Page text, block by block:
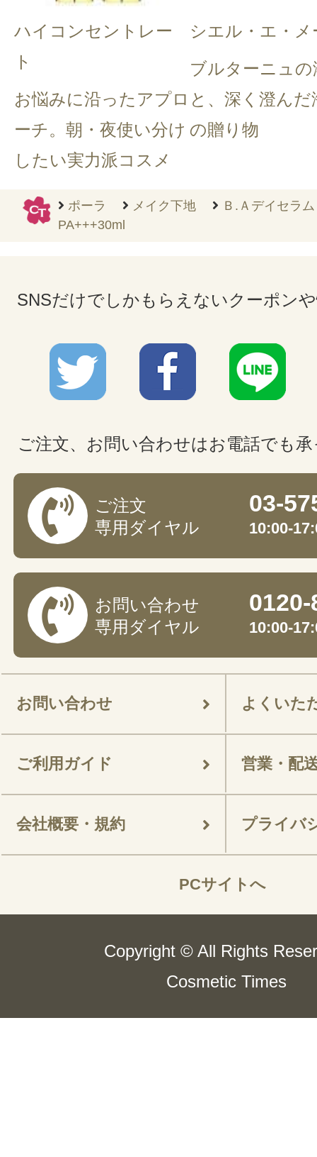
ハイコンセントレー
ト
お悩みに沿ったアプロ
ーチ。朝・夜使い分け
したい実力派コスメ
シエル・エ・メ
ブルターニュの
と、深く澄んだ
の贈り物
ポーラ メイク下地
Ｂ.Ａデイセラ
PA+++30ml
SNSだけでしかもらえないクーポン
ご注文、お問い合わせはお電話でも
ご注文
専用ダイヤル
03-
10:00-
お問い合わせ
専用ダイヤル
10:00-
お問い合わせ よくいた
ご利用ガイド 営業・配
会社概要・規約 プライバ
PCサイトへ
Copyright © All Rights
Cosmetic Times